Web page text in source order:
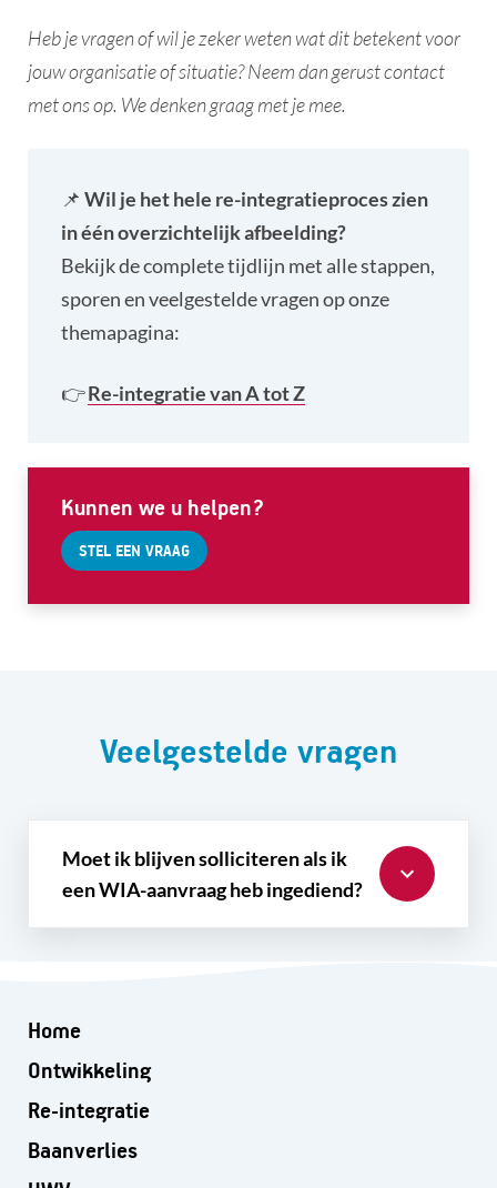
Heb je vragen of wil je zeker weten wat dit betekent voor
jouw organisatie of situatie? Neem dan gerust contact
met ons op. We denken graag met je mee.
📌 Wil je het hele re-integratieproces zien
in één overzichtelijk afbeelding?
Bekijk de complete tijdlijn met alle stappen,
sporen en veelgestelde vragen op onze
themapagina:
👉Re-integratie van A tot Z
Kunnen we u helpen?
STEL EEN VRAAG
Veelgestelde vragen
Moet ik blijven solliciteren als ik
een WIA-aanvraag heb ingediend?
Home
Ontwikkeling
Re-integratie
Baanverlies